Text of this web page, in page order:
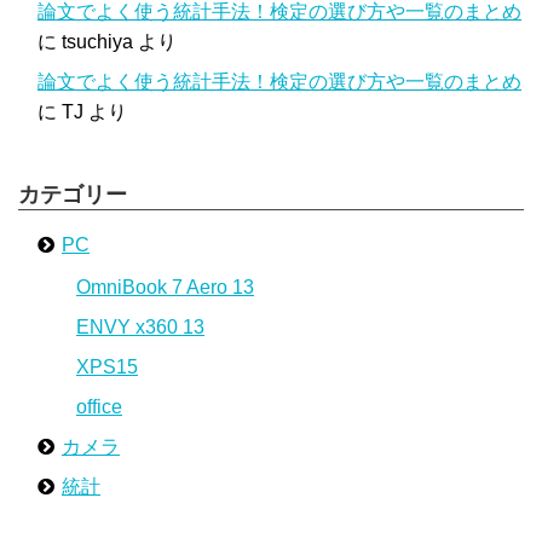
論文でよく使う統計手法！検定の選び方や一覧のまとめ
に tsuchiya より
論文でよく使う統計手法！検定の選び方や一覧のまとめ
に TJ より
カテゴリー
PC
OmniBook 7 Aero 13
ENVY x360 13
XPS15
office
カメラ
統計